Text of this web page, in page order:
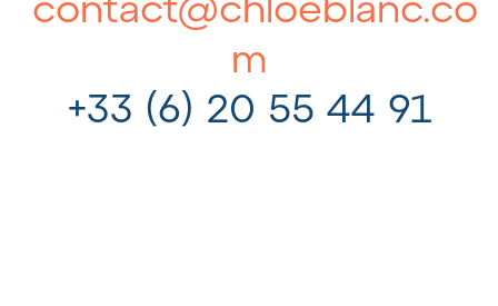
m
+33 (6) 20 55 44 91